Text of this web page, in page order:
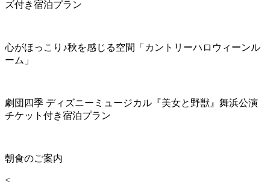
ズ付き宿泊プラン
心がほっこり♪秋を感じる空間「カントリーハロウィーンル
ーム」
劇団四季 ディズニーミュージカル『美女と野獣』舞浜公演
チケット付き宿泊プラン
朝食のご案内
<